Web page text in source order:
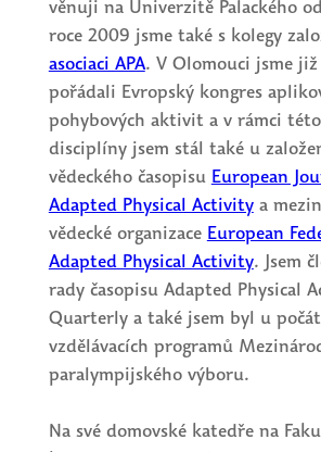
věnuji na Univerzitě Palackého
roce 2009 jsme také s kolegy
asociaci APA. V Olomouci jsme již dvakrát
pořádali Evropský kongres
pohybových aktivit a v rámci
disciplíny jsem stál také u
vědeckého časopisu European
Adapted Physical Activitya
vědecké organizace European
Adapted Physical Activity. Jsem
rady časopisu Adapted Physical
Quarterly a také jsem byl u
vzdělávacích programů
paralympijského výboru.
Na své domovské katedře na